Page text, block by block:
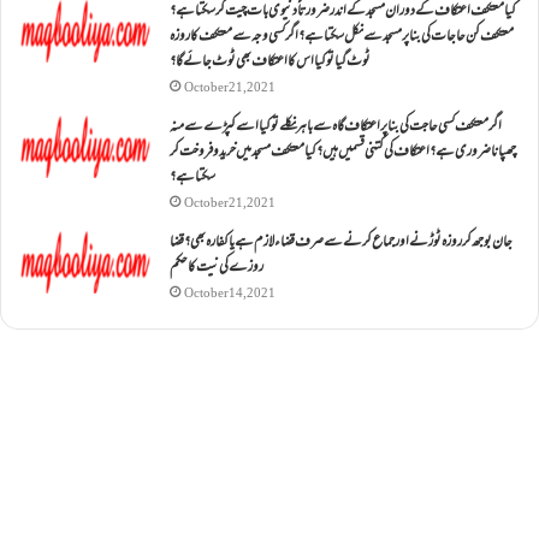
کیا معتکف اعتکاف کے دوران مسجد کے اندر ضرورتاً دنیوی بات چیت کر سکتا ہے؟
معتکف کن حاجات کی بنا پر مسجد سے نکل سکتا ہے؟ اگر کسی وجہ سے معتکف کا روزہ
ٹوٹ گیا تو کیا اس کا اعتکاف بھی ٹوٹ جائے گا؟
October 21, 2021
اگر معتکف کسی حاجت کی بنا پر اعتکاف گاہ سے باہر نکلے تو کیا اسے کپڑے سے منہ
چھپانا ضروری ہے؟اعتکاف کی کتنی قسمیں ہیں؟کیا معتکف مسجد میں خرید و فروخت کر
سکتا ہے؟
October 21, 2021
جان بوجھ کر روزہ ٹوڑنے اور جماع کرنے سے صرف قضاء لازم ہے یا کفارہ بھی؟ قضا
روزے کی نیت کا حکم
October 14, 2021